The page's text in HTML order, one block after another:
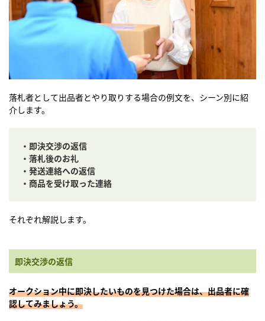
落札者として出品者とやり取りする場合の例文を、シーン別に紹
介します。
・即決交渉の返信
・落札後のお礼
・発送連絡への返信
・商品を受け取った連絡
それぞれ解説します。
即決交渉の返信
オークション中に即決したいものを見つけた場合は、出品者に確
認してみましょう。